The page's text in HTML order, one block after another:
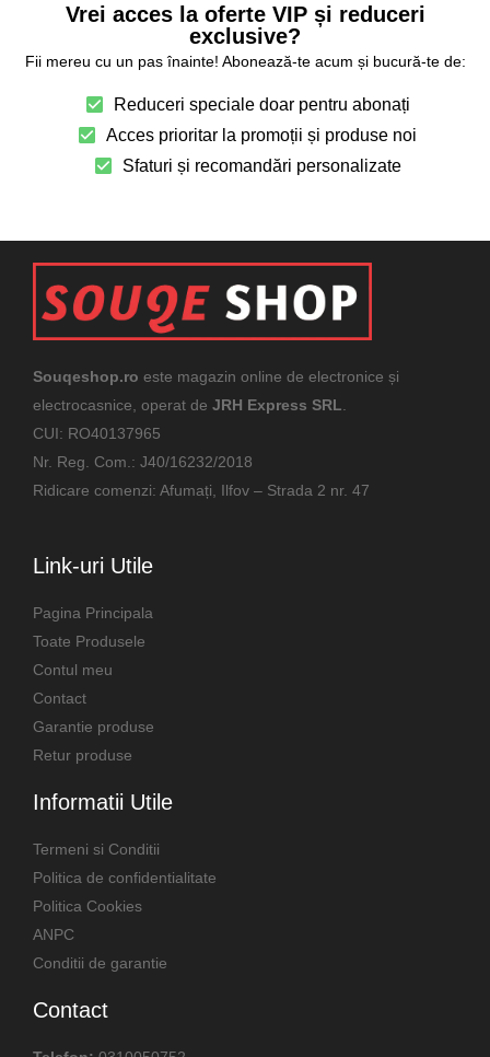
Vrei acces la oferte VIP și reduceri
exclusive?
Fii mereu cu un pas înainte! Abonează-te acum și bucură-te de:
Reduceri speciale doar pentru abonați
Acces prioritar la promoții și produse noi
Sfaturi și recomandări personalizate
Souqeshop.ro este magazin online de electronice și
electrocasnice, operat de JRH Express SRL
CUI: RO40137965
Nr. Reg. Com.: J40/16232/2018
Ridicare comenzi: Afumați, Ilfov – Strada 2 nr. 47
Link-uri Utile
Pagina Principala
Toate Produsele
Contul meu
Contact
Garantie produse
Retur produse
Informatii Utile
Termeni si Conditii
Politica de confidentialitate
Politica Cookies
ANPC
Conditii de garantie
Contact